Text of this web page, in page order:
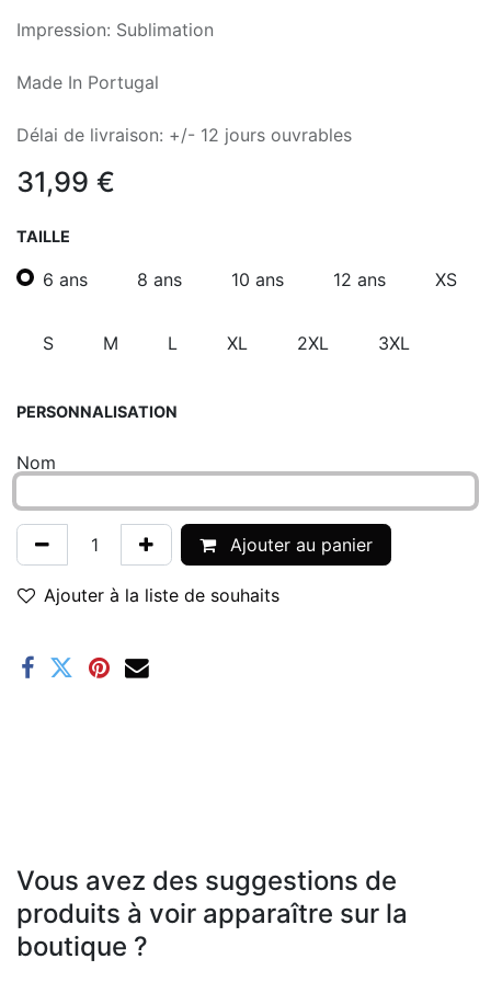
Impression: Sublimation
Made In Portugal
Délai de livraison: +/- 12 jours ouvrables
31,99 €
TAILLE
6 ans 8 ans 10 ans 12 ans XS
S M L XL 2XL 3XL
PERSONNALISATION
Nom
Ajouter au panier
Ajouter à la liste de souhaits
Vous avez des suggestions de
produits à voir apparaître sur la
boutique ?